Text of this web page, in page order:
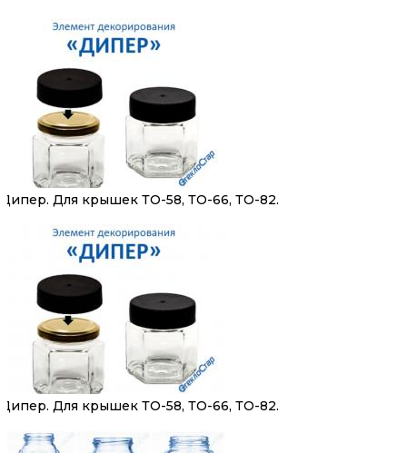
Дипер. Для крышек ТО-58, ТО-66, ТО-82.
Дипер. Для крышек ТО-58, ТО-66, ТО-82.